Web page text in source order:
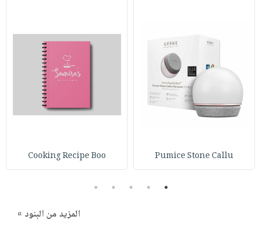
Pumice Stone Callu
Cooking Recipe Boo
1
2
3
4
5
المزيد من البنود »